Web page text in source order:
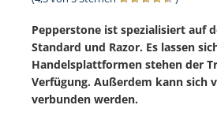
Pepperstone ist spezialisiert auf
Standard und Razor. Es lassen
Handelsplattformen stehen der
Verfügung. Außerdem kann sich
verbunden werden.